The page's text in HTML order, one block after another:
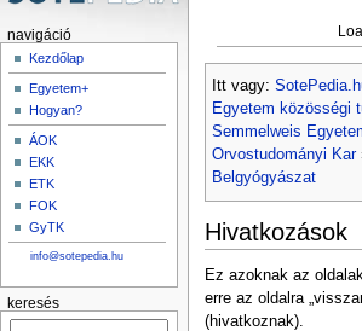
Itt vagy:
Egyetem közösségi
Semmelweis
Orvostudományi Kar
Belgyógyászat
Hivatkozások
Ez azoknak az
erre az oldalra
(hivatkoznak).
navigáció
Kezdőlap
Egyetem+
Hogyan?
ÁOK
EKK
ETK
FOK
GyTK
info@sotepedia.hu
keresés